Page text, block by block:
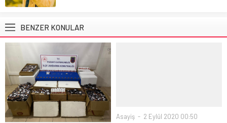
BENZER KONULAR
Asayiş 2 Eylül 2020 00:50